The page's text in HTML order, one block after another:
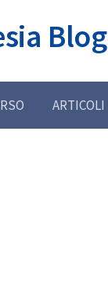
Blog
ARTICOLI